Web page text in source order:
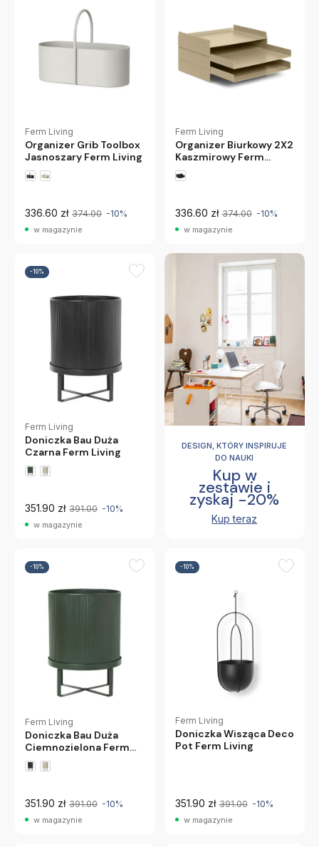
Ferm Living
Organizer Grib Toolbox
Jasnoszary Ferm Living
336.60 zł 374.00 -10%
w magazynie
Ferm Living
Organizer Biurkowy 2X2
Kaszmirowy Ferm
Living
336.60 zł 374.00 -10%
w magazynie
-10%
Ferm Living
Doniczka Bau Duża
Czarna Ferm Living
351.90 zł 391.00 -10%
w magazynie
DESIGN, KTÓRY INSPIRUJE
DO NAUKI
Kup w
zestawie i
zyskaj -20%
Kup teraz
-10%
Ferm Living
Doniczka Bau Duża
Ciemnozielona Ferm
Living
351.90 zł 391.00 -10%
w magazynie
-10%
Ferm Living
Doniczka Wisząca Deco
Pot Ferm Living
351.90 zł 391.00 -10%
w magazynie